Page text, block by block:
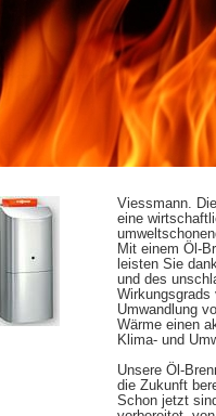
Viessmann.
eine
Mit einem Öl-
leisten Sie
und des
Wirkungsgrads
Umwandlung
Wärme einen
Klima- und
Unsere Öl-
die Zukunft
Schon jetzt